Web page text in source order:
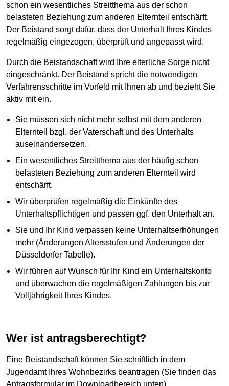
schon ein wesentliches Streitthema aus der schon
belasteten Beziehung zum anderen Elternteil entschärft.
Der Beistand sorgt dafür, dass der Unterhalt Ihres Kindes
regelmäßig eingezogen, überprüft und angepasst wird.
Durch die Beistandschaft wird Ihre elterliche Sorge nicht
eingeschränkt. Der Beistand spricht die notwendigen
Verfahrensschritte im Vorfeld mit Ihnen ab und bezieht Sie
aktiv mit ein.
Sie müssen sich nicht mehr selbst mit dem anderen
Elternteil bzgl. der Vaterschaft und des Unterhalts
auseinandersetzen.
Ein wesentliches Streitthema aus der häufig schon
belasteten Beziehung zum anderen Elternteil wird
entschärft.
Wir überprüfen regelmäßig die Einkünfte des
Unterhaltspflichtigen und passen ggf. den Unterhalt an.
Sie und Ihr Kind verpassen keine Unterhaltserhöhungen
mehr (Änderungen Altersstufen und Änderungen der
Düsseldorfer Tabelle).
Wir führen auf Wunsch für Ihr Kind ein Unterhaltskonto
und überwachen die regelmäßigen Zahlungen bis zur
Volljährigkeit Ihres Kindes.
Wer ist antragsberechtigt?
Eine Beistandschaft können Sie schriftlich in dem
Jugendamt Ihres Wohnbezirks beantragen (Sie finden das
Antragsformular im Downloadbereich unten).